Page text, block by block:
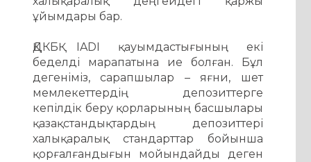
ұйымдары бар.
ҚДКБҚ IADI қауымдастығының екі
беделді марапатына ие болған. Бұл
дегеніміз, сарапшылар – яғни, шет
мемлекеттердің депозиттерге
кепілдік беру қорларының басшылары
қазақстандықтардың депозиттері
халықаралық стандарттар бойынша
қорғалғандығын мойындайды деген